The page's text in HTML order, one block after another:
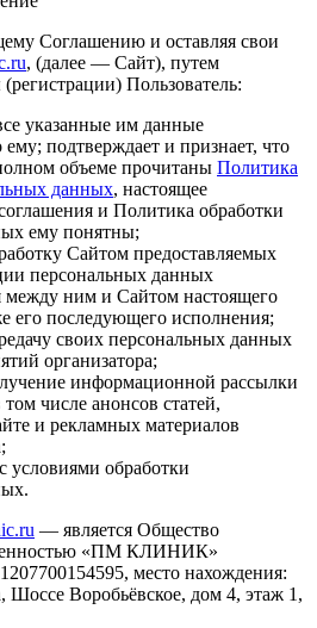
Соглашению и оставляя свои
, (далее — Сайт), путем
Пользователь:
указанные им данные
подтверждает и признает, что
объеме прочитаны Политика
данных, настоящее
и Политика обработки
ему понятны;
Сайтом предоставляемых
персональных данных
между ним и Сайтом настоящего
его последующего исполнения;
своих персональных данных
организатора;
информационной рассылки
числе анонсов статей,
и рекламных материалов
условиями обработки
— является Общество
«ПМ КЛИНИК»
место нахождения:
Шоссе Воробьёвское, дом 4, этаж 1,